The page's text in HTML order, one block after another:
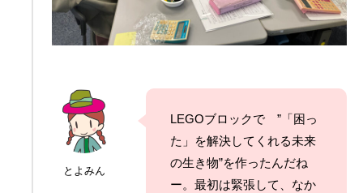
とよみん
LEGOブロックで ”「困っ
た」を解決してくれる未来
の生き物”を作ったんだね
ー。最初は緊張して、なか